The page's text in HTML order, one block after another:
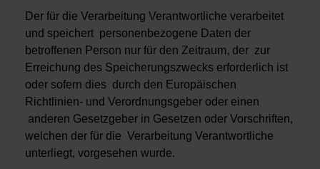
Der für die Verarbeitung Verantwortliche verarbeitet
und speichert personenbezogene Daten der
betroffenen Person nur für den Zeitraum, der zur
Erreichung des Speicherungszwecks erforderlich ist
oder sofern dies durch den Europäischen
Richtlinien- und Verordnungsgeber oder einen
anderen Gesetzgeber in Gesetzen oder Vorschriften,
welchen der für die Verarbeitung Verantwortliche
unterliegt, vorgesehen wurde.